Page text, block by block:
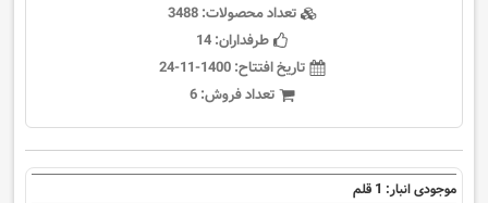
تعداد محصولات:3488
طرفداران:14
تاریخ افتتاح:1400-11-24
تعداد فروش:6
موجودی انبار: 1 قلم